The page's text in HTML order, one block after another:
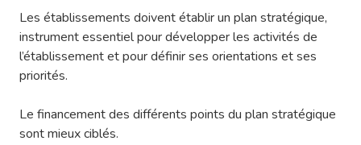
Les établissements doivent établir un plan stratégique,
instrument essentiel pour développer les activités de
l’établissement et pour définir ses orientations et ses
priorités.
Le financement des différents points du plan stratégique
sont mieux ciblés.